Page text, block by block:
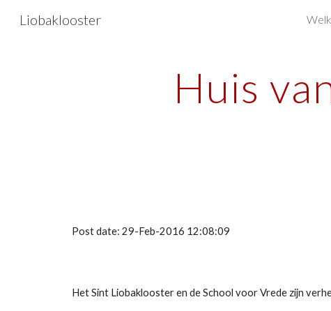
Skip
Liobaklooster
Huis
Post date: 29-Feb-2016 12:08:09
Het Sint Liobaklooster en de School voor Vrede zijn